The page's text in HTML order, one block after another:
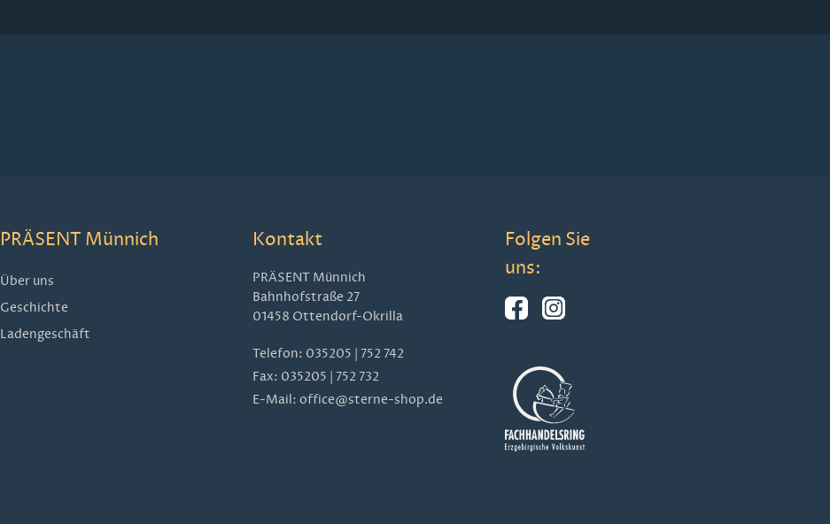
PRÄSENT Münnich
Über uns
Geschichte
Ladengeschäft
Kontakt
PRÄSENT Münnich
Bahnhofstraße 27
01458 Ottendorf-Okrilla
Telefon: 035205 | 752 742
Fax: 035205 | 752 732
E-Mail: office@sterne-shop.de
Folgen Sie
uns: